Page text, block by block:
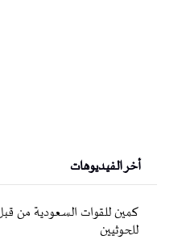
أخر الفيديوهات
كمين للقوات السعودية من
للحوثيين